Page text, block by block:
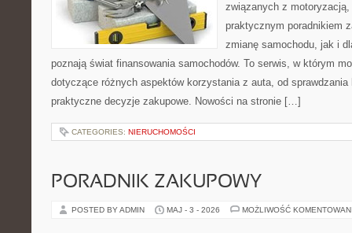
związanych z
praktycznym poradnikiem
zmianę samochodu, jak i
poznają świat finansowania samochodów. To serwis, w którym
dotyczące różnych aspektów korzystania z auta, od
praktyczne decyzje zakupowe. Nowości na stronie […]
CATEGORIES: NIERUCHOMOŚCI
PORADNIK ZAKUPOWY
POSTED BY ADMIN MAJ - 3 - 2026 MOŻLIWOŚĆ